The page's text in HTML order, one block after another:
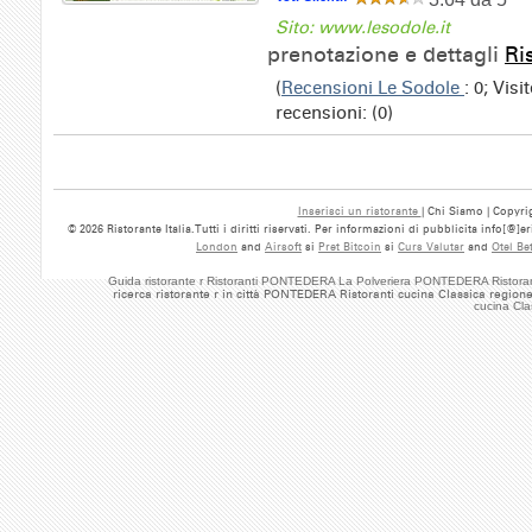
Guida ristorante r Ristoranti PONTEDERA La Polveriera PONTEDERA
ricerca ristorante r in città PONTEDERA Ristoranti cucina Classica
cucina
Sito: www.lesodole.it
prenotazione e dettagli
(Recensioni Le Sodole : 0;
recensioni: (0)
Inserisci un ristorante | Chi Siamo |
© 2026 Ristorante Italia.Tutti i diritti riservati. Per informazioni di pubblicita
London and Airsoft si Pret Bitcoin si Curs Valutar and Otel